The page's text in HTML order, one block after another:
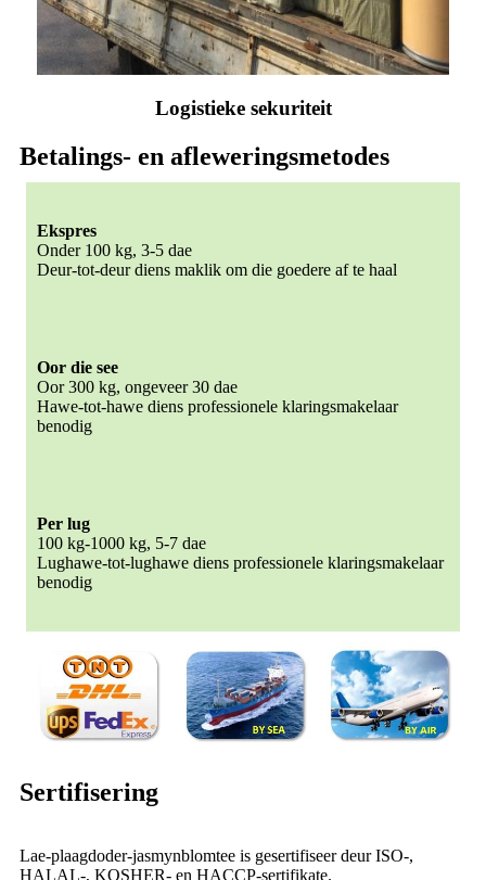
Logistieke sekuriteit
Betalings- en afleweringsmetodes
Ekspres
Onder 100 kg, 3-5 dae
Deur-tot-deur diens maklik om die goedere af te haal
Oor die see
Oor 300 kg, ongeveer 30 dae
Hawe-tot-hawe diens professionele klaringsmakelaar
benodig
Per lug
100 kg-1000 kg, 5-7 dae
Lughawe-tot-lughawe diens professionele klaringsmakelaar
benodig
Sertifisering
Lae-plaagdoder-jasmynblomtee is gesertifiseer deur ISO-,
HALAL-, KOSHER- en HACCP-sertifikate.